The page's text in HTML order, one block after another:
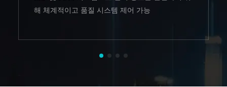
해 체계적이고 품질 시스템 제어 가능